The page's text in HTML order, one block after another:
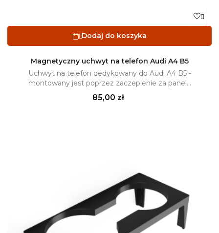

Dodaj do koszyka
Magnetyczny uchwyt na telefon Audi A4 B5
Uchwyt na telefon dedykowany do Audi A4 B5 -
montowany jest poprzez zaczepienie za panel...
Cena
85,00 zł